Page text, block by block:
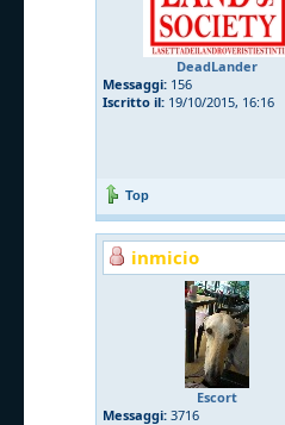
DeadLander
Messaggi: 156
Iscritto il: 19/10/2015, 16:16
Top
inmicio
Escort
Messaggi: 3716